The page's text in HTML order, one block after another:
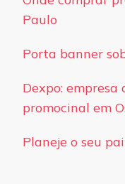
Paulo
Porta banner
Dexpo:
promocinal em
Planeje o seu